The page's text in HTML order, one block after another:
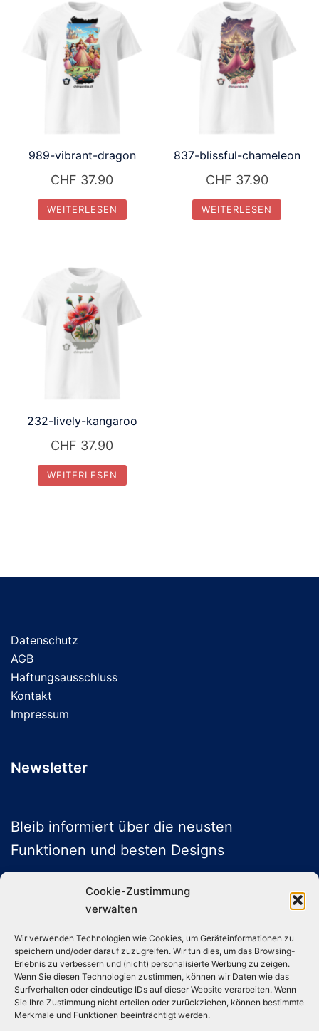
Cookie-Zustimmung
verwalten
Wir verwenden Technologien wie Cookies, um Geräteinformationen zu
speichern und/oder darauf zuzugreifen. Wir tun dies, um das Browsing-
Erlebnis zu verbessern und (nicht) personalisierte Werbung zu zeigen.
Wenn Sie diesen Technologien zustimmen, können wir Daten wie das
Surfverhalten oder eindeutige IDs auf dieser Website verarbeiten. Wenn
Sie Ihre Zustimmung nicht erteilen oder zurückziehen, können bestimmte
Merkmale und Funktionen beeinträchtigt werden.
989-vibrant-dragon
CHF 37.90
WEITERLESEN
837-blissful-chameleon
CHF 37.90
WEITERLESEN
232-lively-kangaroo
CHF 37.90
WEITERLESEN
Datenschutz
AGB
Haftungsausschluss
Kontakt
Impressum
Newsletter
Bleib informiert über die neusten
Funktionen und besten Designs
ABONNIEREN
Folge uns auf Social Media